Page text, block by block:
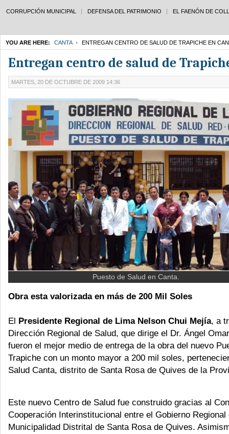
CORRUPCIÓN MUNICIPAL DEFENSA DEL PATRIMONIO EL FAENÓN DE
YOU ARE HERE: CANTA ENTREGAN CENTRO DE SALUD DE TRAPICHE EN
Entregan centro de salud de
MARTES, 20 DE OCTUBRE DE 2009 14:36
Puesto de Salud en Canta.
Obra esta valorizada en más de 200 Mil Soles
El Presidente Regional de Lima Nelson Chui Mejía, a
Dirección Regional de Salud, que dirige el Dr. Ángel
fueron el mejor medio de entrega de la obra del nuevo
Trapiche con un monto mayor a 200 mil soles,
Salud Canta, distrito de Santa Rosa de Quives de la
Este nuevo Centro de Salud fue construido gracias al
Cooperación Interinstitucional entre el Gobierno Regional
Municipalidad Distrital de Santa Rosa de Quives.